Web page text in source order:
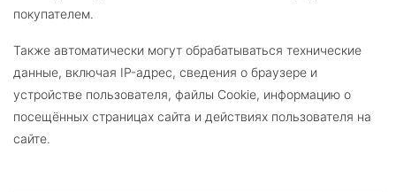
покупателем.
Также автоматически могут обрабатываться технические
данные, включая IP-адрес, сведения о браузере и
устройстве пользователя, файлы Cookie, информацию о
посещённых страницах сайта и действиях пользователя на
сайте.